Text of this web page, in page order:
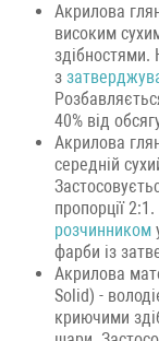
Акрилова
високим
здібностями.
з
40% від
Акрилова
середній
пропорції
розчинником
фарби із
Акрилова
Solid) -
криючими